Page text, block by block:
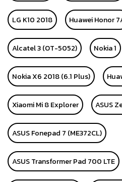
LG K10 2018 Huawei Honor
Alcatel 3 (OT-5052) Nokia 1
Nokia X6 2018 (6.1 Plus)
Xiaomi Mi 8 Explorer ASUS
ASUS Fonepad 7 (ME372CL)
ASUS Transformer Pad 700 LTE